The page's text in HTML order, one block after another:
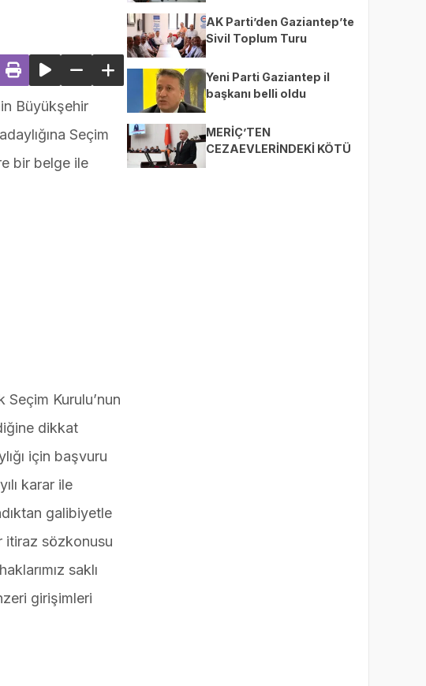
Büyükşehir
Seçim
bir belge ile
Kurulu’nun
dikkat
için başvuru
karar ile
galibiyetle
itiraz sözkonusu
saklı
girişimleri
AK Parti’den Gaziantep’te
Sivil Toplum Turu
Yeni Parti Gaziantep il
başkanı belli oldu
MERİÇ’TEN
CEZAEVLERİNDEKİ KÖTÜ